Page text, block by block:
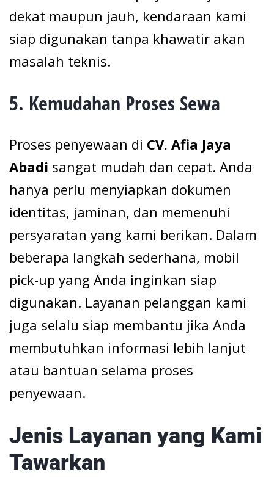
dekat maupun jauh, kendaraan kami
siap digunakan tanpa khawatir akan
masalah teknis.
5. Kemudahan Proses Sewa
Proses penyewaan di CV. Afia Jaya
Abadi sangat mudah dan cepat. Anda
hanya perlu menyiapkan dokumen
identitas, jaminan, dan memenuhi
persyaratan yang kami berikan. Dalam
beberapa langkah sederhana, mobil
pick-up yang Anda inginkan siap
digunakan. Layanan pelanggan kami
juga selalu siap membantu jika Anda
membutuhkan informasi lebih lanjut
atau bantuan selama proses
penyewaan.
Jenis Layanan yang Kami
Tawarkan